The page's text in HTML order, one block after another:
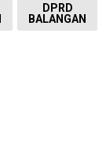
DPRD
BALANGAN